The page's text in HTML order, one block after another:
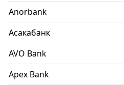
Anorbank
Асакабанк
AVO Bank
Apex Bank